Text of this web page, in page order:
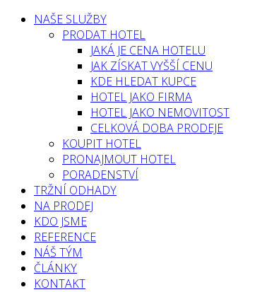
NAŠE SLUŽBY
PRODAT HOTEL
JAKÁ JE CENA HOTELU
JAK ZÍSKAT VYŠŠÍ CENU
KDE HLEDAT KUPCE
HOTEL JAKO FIRMA
HOTEL JAKO NEMOVITOST
CELKOVÁ DOBA PRODEJE
KOUPIT HOTEL
PRONAJMOUT HOTEL
PORADENSTVÍ
TRŽNÍ ODHADY
NA PRODEJ
KDO JSME
REFERENCE
NÁŠ TÝM
ČLÁNKY
KONTAKT